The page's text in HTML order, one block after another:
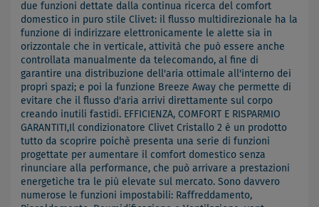
due funzioni dettate dalla continua ricerca del comfort
domestico in puro stile Clivet: il flusso multidirezionale ha la
funzione di indirizzare elettronicamente le alette sia in
orizzontale che in verticale, attività che può essere anche
controllata manualmente da telecomando, al fine di
garantire una distribuzione dell'aria ottimale all'interno dei
propri spazi; e poi la funzione Breeze Away che permette di
evitare che il flusso d'aria arrivi direttamente sul corpo
creando inutili fastidi. EFFICIENZA, COMFORT E RISPARMIO
GARANTITI,Il condizionatore Clivet Cristallo 2 è un prodotto
tutto da scoprire poichè presenta una serie di funzioni
progettate per aumentare il comfort domestico senza
rinunciare alla performance, che può arrivare a prestazioni
energetiche tra le più elevate sul mercato. Sono davvero
numerose le funzioni impostabili: Raffreddamento,